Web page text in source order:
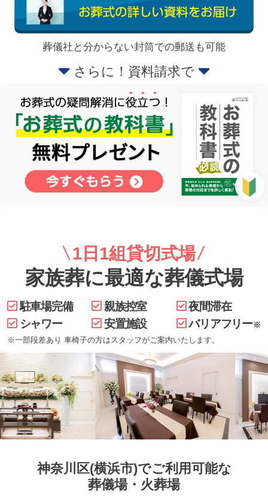
葬儀社と分からない封筒での郵送も可能
さらに！資料請求で
1日1組貸切式場
家族葬に最適な葬儀式場
駐車場完備 親族控室
夜間滞在
シャワー
安置施設 バリアフリー ※
※一部段差あり 車椅子の方はスタッフがご案内いたします。
神奈川区(横浜市)でご利用可能な
葬儀場・火葬場